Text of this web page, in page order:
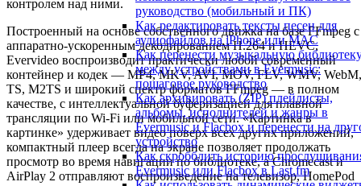
руководство (мобильный и ПК)
Как редактировать тексты песен для
аудиофайлов на iPhone или MAC
Как перенести музыкальную
между устройствами в Evermusic:
пошаговое руководство
Как архивировать (ZIP) плейлисты,
альбомы, исполнителей и жанры в
Evermusic и Flacbox и перенести на
устройство
Как скробблить историю
Evermusic или Flacbox в Last.fm
контролем над ними.
Построенный на основе собственного движка на базе FFmpeg с
аппаратно-ускоренным декодированием H.264 и HEVC,
Evervideo воспроизводит практически любой современный
контейнер и кодек — MP4, MKV, AVI, MOV, FLV, WMV, WebM,
TS, M2TS и широкий спектр форматов FFmpeg — в полном
качестве, с интеллектуальной буферизацией для плавной
трансляции по Wi-Fi или мобильной сети. «Картинка в
картинке» удерживает видео поверх всех других приложений,
компактный плеер всегда на экране позволяет продолжать
просмотр во время навигации по библиотеке, а Chromecast и
AirPlay 2 отправляют воспроизведение на телевизор, HomePod